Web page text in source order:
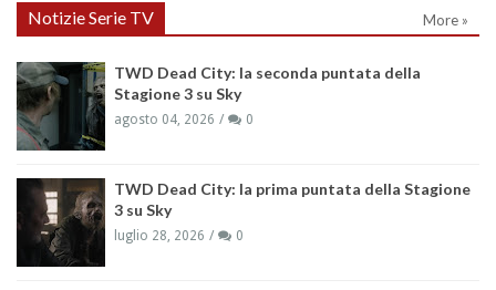
Notizie Serie TV More »
TWD Dead City: la seconda puntata della
Stagione 3 su Sky
agosto 04, 2026 0
TWD Dead City: la prima puntata della Stagione
3 su Sky
luglio 28, 2026 0